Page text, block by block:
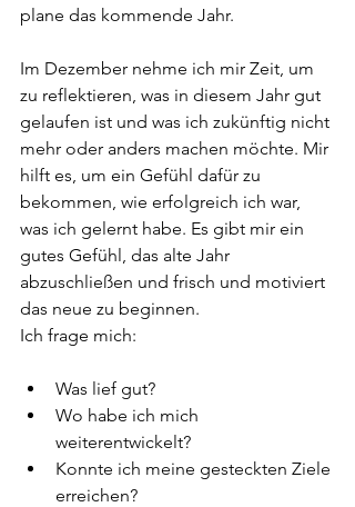
plane das kommende Jahr.
Im Dezember nehme ich mir Zeit, um
zu reflektieren, was in diesem Jahr gut
gelaufen ist und was ich zukünftig nicht
mehr oder anders machen möchte. Mir
hilft es, um ein Gefühl dafür zu
bekommen, wie erfolgreich ich war,
was ich gelernt habe. Es gibt mir ein
gutes Gefühl, das alte Jahr
abzuschließen und frisch und motiviert
das neue zu beginnen.
Ich frage mich:
Was lief gut?
Wo habe ich mich
weiterentwickelt?
Konnte ich meine gesteckten Ziele
erreichen?